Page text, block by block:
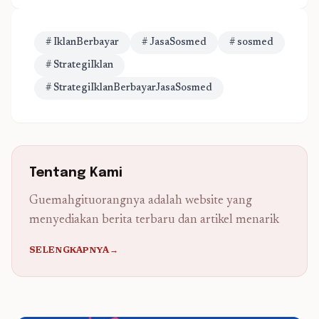
# IklanBerbayar # JasaSosmed # sosmed
# StrategiIklan
# StrategiIklanBerbayarJasaSosmed
Tentang Kami
Guemahgituorangnya adalah website yang
menyediakan berita terbaru dan artikel menarik
SELENGKAPNYA→